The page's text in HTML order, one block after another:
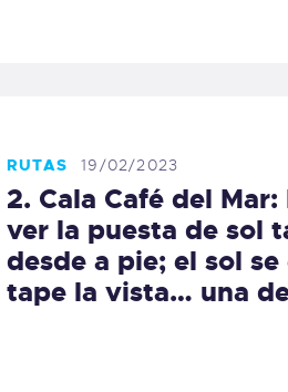
RUTAS 19/02/2023
2. Cala Café del
ver la puesta de sol
desde a pie; el sol
tape la vista… una